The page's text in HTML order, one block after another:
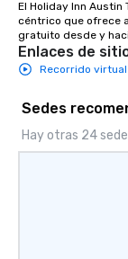
El Holiday Inn Austin
céntrico que ofrece
gratuito desde y
Enlaces de
Recorrido virtual
Sedes
Hay otras 24